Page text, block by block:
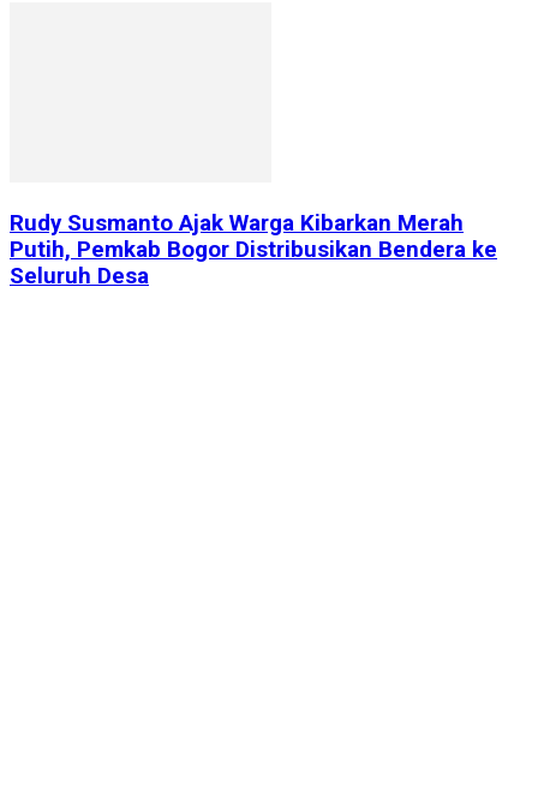
Rudy Susmanto Ajak Warga Kibarkan Merah
Putih, Pemkab Bogor Distribusikan Bendera ke
Seluruh Desa